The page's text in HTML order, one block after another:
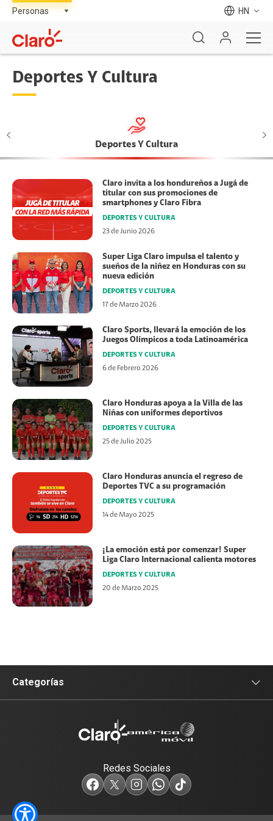
HN
Deportes Y Cultura
Deportes Y Cultura
DEPORTES Y CULTURA
Claro invita a los hondureños a Jugá de
titular con sus promociones de
smartphones y Claro Fibra
23 de Junio 2026
DEPORTES Y CULTURA
Super Liga Claro impulsa el talento y
sueños de la niñez en Honduras con su
nueva edición
17 de Marzo 2026
DEPORTES Y CULTURA
Claro Sports, llevará la emoción de los
Juegos Olímpicos a toda Latinoamérica
6 de Febrero 2026
DEPORTES Y CULTURA
Claro Honduras apoya a la Villa de las
Niñas con uniformes deportivos
25 de Julio 2025
DEPORTES Y CULTURA
Claro Honduras anuncia el regreso de
Deportes TVC a su programación
14 de Mayo 2025
DEPORTES Y CULTURA
¡La emoción está por comenzar! Super
Liga Claro Internacional calienta motores
20 de Marzo 2025
Categorías
Servicios
Redes Sociales